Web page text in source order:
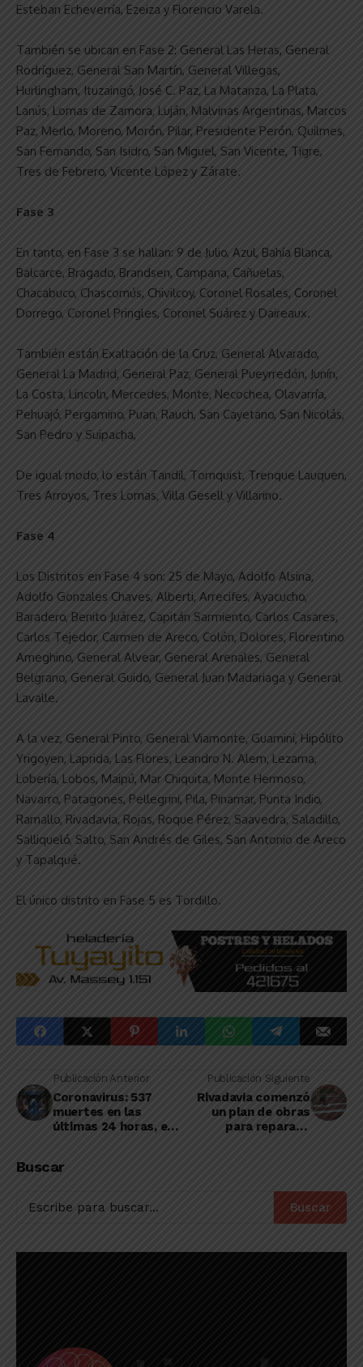
Esteban Echeverría, Ezeiza y Florencio Varela.
También se ubican en Fase 2: General Las Heras, General
Rodríguez, General San Martín, General Villegas,
Hurlingham, Ituzaingó, José C. Paz, La Matanza, La Plata,
Lanús, Lomas de Zamora, Luján, Malvinas Argentinas, Marcos
Paz, Merlo, Moreno, Morón, Pilar, Presidente Perón, Quilmes,
San Fernando, San Isidro, San Miguel, San Vicente, Tigre,
Tres de Febrero, Vicente López y Zárate.
Fase 3
En tanto, en Fase 3 se hallan: 9 de Julio, Azul, Bahía Blanca,
Balcarce, Bragado, Brandsen, Campana, Cañuelas,
Chacabuco, Chascomús, Chivilcoy, Coronel Rosales, Coronel
Dorrego, Coronel Pringles, Coronel Suárez y Daireaux.
También están Exaltación de la Cruz, General Alvarado,
General La Madrid, General Paz, General Pueyrredón, Junín,
La Costa, Lincoln, Mercedes, Monte, Necochea, Olavarría,
Pehuajó, Pergamino, Puan, Rauch, San Cayetano, San Nicolás,
San Pedro y Suipacha,
De igual modo, lo están Tandil, Tornquist, Trenque Lauquen,
Tres Arroyos, Tres Lomas, Villa Gesell y Villarino.
Fase 4
Los Distritos en Fase 4 son: 25 de Mayo, Adolfo Alsina,
Adolfo Gonzales Chaves, Alberti, Arrecifes, Ayacucho,
Baradero, Benito Juárez, Capitán Sarmiento, Carlos Casares,
Carlos Tejedor, Carmen de Areco, Colón, Dolores, Florentino
Ameghino, General Alvear, General Arenales, General
Belgrano, General Guido, General Juan Madariaga y General
Lavalle.
A la vez, General Pinto, General Viamonte, Guaminí, Hipólito
Yrigoyen, Laprida, Las Flores, Leandro N. Alem, Lezama,
Lobería, Lobos, Maipú, Mar Chiquita, Monte Hermoso,
Navarro, Patagones, Pellegrini, Pila, Pinamar, Punta Indio,
Ramallo, Rivadavia, Rojas, Roque Pérez, Saavedra, Saladillo,
Salliqueló, Salto, San Andrés de Giles, San Antonio de Areco
y Tapalqué.
El único distrito en Fase 5 es Tordillo.
Publicación Anterior
Coronavirus: 537
muertes en las
últimas 24 horas, el
pandemia
Publicación Siguiente
Rivadavia comenzó
un plan de obras
para reparar y
Buscar
Buscar